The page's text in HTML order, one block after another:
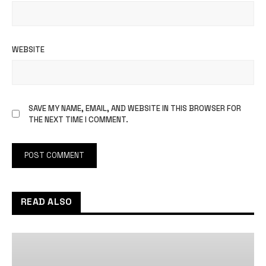
WEBSITE
SAVE MY NAME, EMAIL, AND WEBSITE IN THIS BROWSER FOR
THE NEXT TIME I COMMENT.
READ ALSO